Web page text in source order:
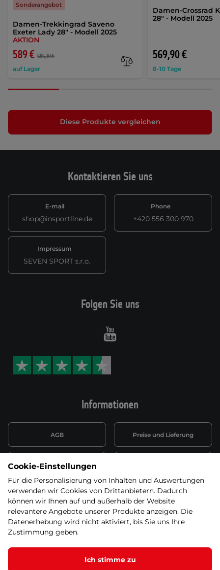
Damen-Trekkingrad Saveno
Exeter Lady 28" - Modell 2025
AKTION
589 € 686,30 €
auf Lager
Sonderangebot
Damen-Crossrad
28" - Modell 2025
569,90 €
8-10 Tage
Diese Produkte vergleichen
Kontaktieren Sie uns
E-mail
shop@insportline.de
Phone
+420 556 300 970
Impressum
SEVEN SPORT s.r.o.
Informationen
AGB Preise und Lieferung
Datenschutzerklärung
Wiederufsbelehrung mit Link
zum Formular
Batterieentsorgung
Informationen zu Elektro-
und Elektonikgeräten
Widerruf erklären
Folgen Sie uns
Youtube
Cookie-Einstellungen
Für die Personalisierung von Inhalten und Auswertungen
verwenden wir Cookies von Drittanbietern. Dadurch
können wir Ihnen auf und außerhalb der Website
relevantere Angebote unserer Produkte anzeigen. Die
Datenerhebung wird nicht aktiviert, bis Sie uns Ihre
Zustimmung geben.
Ich stimme zu